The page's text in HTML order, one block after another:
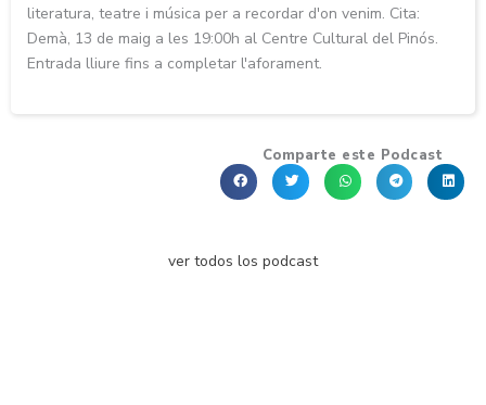
literatura, teatre i música per a recordar d'on venim. Cita:
Demà, 13 de maig a les 19:00h al Centre Cultural del Pinós.
Entrada lliure fins a completar l'aforament.
Comparte este Podcast
ver todos los podcast